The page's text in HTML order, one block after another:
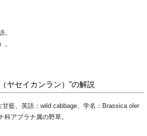
。
。
ヤセイカンラン）”の解説
甘藍、英語：wild cabbage、学名：Brassica oler
アブラナ属の野草。